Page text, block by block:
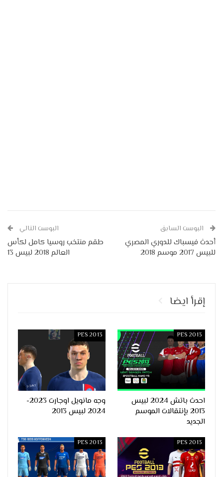
البوست السابق
أحدث فيسباك للدوري المصري
للبيس 2017 موسم 2018
البوست التالي
طقم منتخب روسيا كامل لكأس
العالم 2018 لبيس 13
إقرأ ايضا
PES 2013
احدث باتش 2024 لبيس
2013 بإنتقالات الموسم
الجديد
PES 2013
وجه مانويل اوجارت 2023-
2024 لبيس 2013
PES 2013
PES 2013